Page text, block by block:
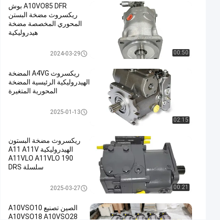
2024-
01-08
اتصل الآن
#
الهيدروليكية
الرئيسية,مضخة
مكبس
ريكسروث,مضخات
ريكسروث
Piston
Pump
#
Hydraulic
00:50
A10VO85 DFR بوش
ريكسروث مضخة البستن
المحوري المخصصة مضخة
هيدروليكية
مضخات ريكسروث الهيدروليكية
2024-03-29
02:15
ريكسروث A4VG المضخة
الهيدروليكية الرئيسية المضخة
المحورية المتغيرة
مضخة مكبس هيدروليكي
2025-01-13
00:21
ريكسروث مضخة البستون
الهيدروليكية A11 A11V
A11VLO A11VLO 190
سلسلة DRS
مضخة مكبس هيدروليكي
2025-03-27
الصين تصنيع A10VSO10
A10VSO18 A10VSO28